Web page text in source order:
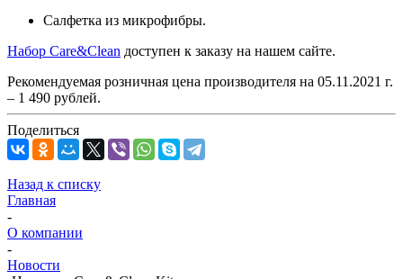
Салфетка из микрофибры.
Набор Care&Clean доступен к заказу на нашем сайте.
Рекомендуемая розничная цена производителя на 05.11.2021 г.
– 1 490 рублей.
Поделиться
Назад к списку
Главная
-
О компании
-
Новости